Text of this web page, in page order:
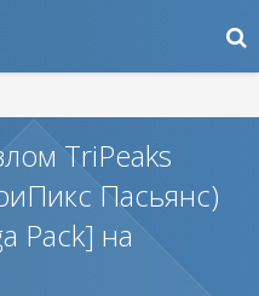
TriPeaks
Пасьянс)
Pack] на